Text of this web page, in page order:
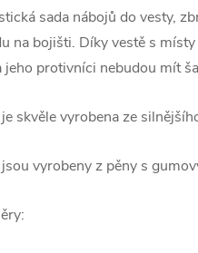
sada nábojů do vesty,
na bojišti. Díky vestě s
jeho protivníci nebudou mít
skvěle vyrobena ze
vyrobeny z pěny s